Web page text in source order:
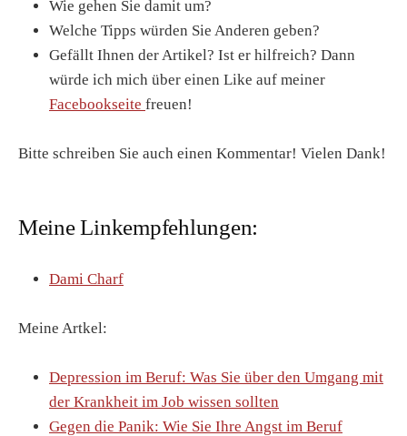
Wie gehen Sie damit um?
Welche Tipps würden Sie Anderen geben?
Gefällt Ihnen der Artikel? Ist er hilfreich? Dann
würde ich mich über einen Like auf meiner
Facebookseite freuen!
Bitte schreiben Sie auch einen Kommentar! Vielen Dank!
Meine Linkempfehlungen:
Dami Charf
Meine Artkel:
Depression im Beruf: Was Sie über den Umgang mit
der Krankheit im Job wissen sollten
Gegen die Panik: Wie Sie Ihre Angst im Beruf